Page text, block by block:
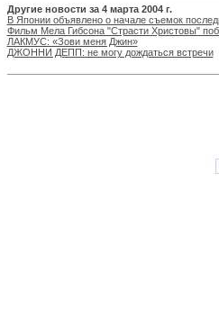
Другие новости за 4 марта 2004 г.
В Японии объявлено о начале съемок
Фильм Мела Гибсона "Страсти Христовы"
ЛАКМУС: «Зови меня Джин»
ДЖОННИ ДЕПП: не могу дождаться встречи